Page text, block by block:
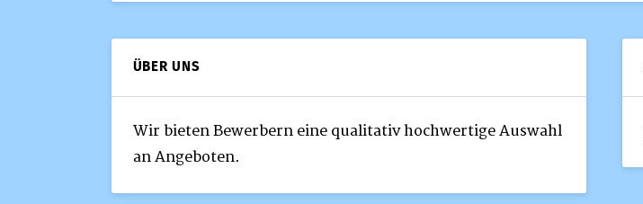
ÜBER UNS
Wir bieten Bewerbern eine qualitativ hochwertige Auswahl
an Angeboten.